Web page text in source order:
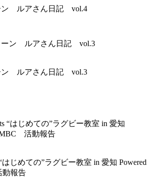
ン ルアさん日記 vol.4
ン ルアさん日記 vol.3
はじめての”ラグビー教室 in 愛知 Powered
報告